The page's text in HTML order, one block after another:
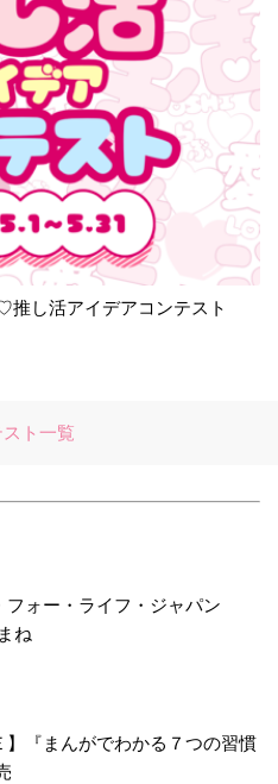
し活アイデアコンテスト
スト一覧
フォー・ライフ・ジャパン
ね
】『まんがでわかる７つの習慣